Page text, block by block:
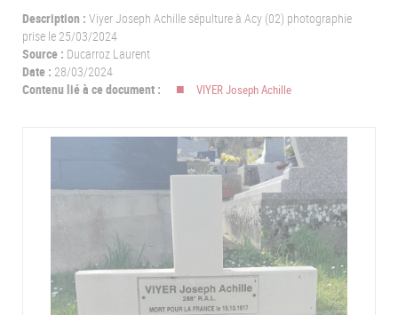
Description : Viyer Joseph Achille sépulture à Acy (02) photographie
prise le 25/03/2024
Source : Ducarroz Laurent
Date : 28/03/2024
Contenu lié à ce document :
VIYER Joseph Achille